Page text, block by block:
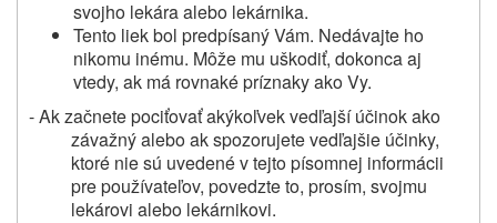
svojho lekára alebo lekárnika.
Tento liek bol predpísaný Vám. Nedávajte ho
nikomu inému. Môže mu uškodiť, dokonca aj
vtedy, ak má rovnaké príznaky ako Vy.
- Ak začnete pociťovať akýkoľvek vedľajší účinok ako
závažný alebo ak spozorujete vedľajšie účinky,
ktoré nie sú uvedené v tejto písomnej informácii
pre používateľov, povedzte to, prosím, svojmu
lekárovi alebo lekárnikovi.